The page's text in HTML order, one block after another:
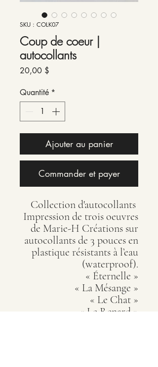
SKU : COLK07
Coup de coeur |
autocollants
20,00 $
Quantité *
Ajouter au panier
Commander et payer
Collection d'autocollants
Impression de trois oeuvres
de Marie-H Créations sur
autocollants de 3 pouces en
plastique résistants à l’eau
(waterproof).
« Éternelle »
« La Mésange »
« Le Chat »
« Le Renard »